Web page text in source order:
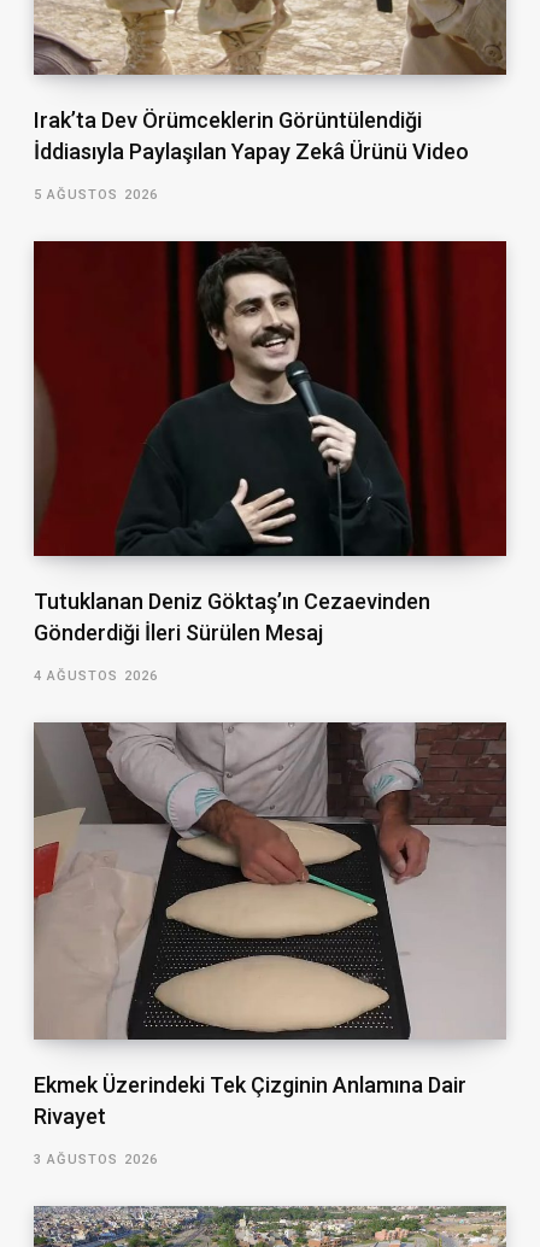
Irak’ta Dev Örümceklerin Görüntülendiği
İddiasıyla Paylaşılan Yapay Zekâ Ürünü Video
5 AĞUSTOS 2026
Tutuklanan Deniz Göktaş’ın Cezaevinden
Gönderdiği İleri Sürülen Mesaj
4 AĞUSTOS 2026
Ekmek Üzerindeki Tek Çizginin Anlamına Dair
Rivayet
3 AĞUSTOS 2026